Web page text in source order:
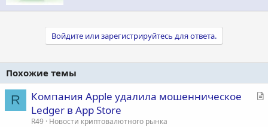
Войдите или зарегистрируйтесь для ответа.
Похожие темы
R
С
Компания Apple удалила мошенническое
Ledger в App Store
R49
Новости криптовалютного рынка